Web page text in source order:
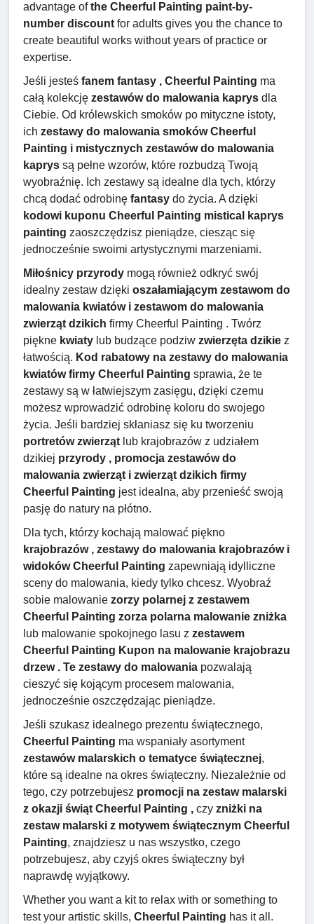
advantage ofthe Cheerful Painting paint-by-
number discount for adults gives you the chance to
create beautiful works without years of practice or
expertise.
Jeśli jesteś fanem fantasy , Cheerful Painting ma
całą kolekcję zestawów do malowania kaprys dla
Ciebie. Od królewskich smoków po mityczne istoty,
ich zestawy do malowania smoków Cheerful
Painting i mistycznych zestawów do malowania
kaprys są pełne wzorów, które rozbudzą Twoją
wyobraźnię. Ich zestawy są idealne dla tych, którzy
chcą dodać odrobinę fantasy do życia. A dzięki
kodowi kuponu Cheerful Painting mistical kaprys
painting zaoszczędzisz pieniądze, ciesząc się
jednocześnie swoimi artystycznymi marzeniami.
Miłośnicy przyrody mogą również odkryć swój
idealny zestaw dzięki oszałamiającym zestawom do
malowania kwiatów i zestawom do malowania
zwierząt dzikich firmy Cheerful Painting . Twórz
piękne kwiaty lub budzące podziw zwierzęta dzikie z
łatwością. Kod rabatowy na zestawy do malowania
kwiatów firmy Cheerful Painting sprawia, że ​​te
zestawy są w łatwiejszym zasięgu, dzięki czemu
możesz wprowadzić odrobinę koloru do swojego
życia. Jeśli bardziej skłaniasz się ku tworzeniu
portretów zwierząt lub krajobrazów z udziałem
dzikiej przyrody , promocja zestawów do
malowania zwierząt i zwierząt dzikich firmy
Cheerful Painting jest idealna, aby przenieść swoją
pasję do natury na płótno.
Dla tych, którzy kochają malować piękno
krajobrazów , zestawy do malowania krajobrazów i
widoków Cheerful Painting zapewniają idylliczne
sceny do malowania, kiedy tylko chcesz. Wyobraź
sobie malowanie zorzy polarnej z zestawem
Cheerful Painting zorza polarna malowanie zniżka
lub malowanie spokojnego lasu z zestawem
Cheerful Painting Kupon na malowanie krajobrazu
drzew . Te zestawy do malowania pozwalają
cieszyć się kojącym procesem malowania,
jednocześnie oszczędzając pieniądze.
Jeśli szukasz idealnego prezentu świątecznego,
Cheerful Painting ma wspaniały asortyment
zestawów malarskich o tematyce świątecznej,
które są idealne na okres świąteczny. Niezależnie od
tego, czy potrzebujesz promocji na zestaw malarski
z okazji świąt Cheerful Painting , czy zniżki na
zestaw malarski z motywem świątecznym Cheerful
Painting, znajdziesz u nas wszystko, czego
potrzebujesz, aby czyjś okres świąteczny był
naprawdę wyjątkowy.
Whether you want a kit to relax with or something to
test your artistic skills, Cheerful Painting has it all.